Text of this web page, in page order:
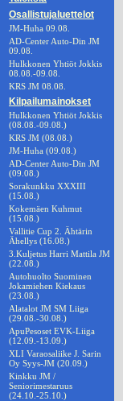
Osallistujaluettelot
JM-Huha 09.08.
AD-Center Auto-Din JM
09.08.
Hulkkonen Yhtiöt Jokkis
08.08.-09.08.
KRS JM 08.08.
Kilpailumainokset
Hulkkonen Yhtiöt Jokkis
(08.08.-09.08.)
KRS JM (08.08.)
JM-Huha (09.08.)
AD-Center Auto-Din JM
(09.08.)
Sorakunkku XXXIII
(15.08.)
Kokemäen Kuhmut
(15.08.)
Vallitie Cup 2. Ähtärin
Ähellys (16.08.)
3.Kuljetus Harri Mattila JM
(22.08.)
Autohuolto Suominen
Jokamiehen Kiekaus
(23.08.)
Alatalot JM SM Liiga
(29.08.-30.08.)
ApuPesoset EVK-Liiga
(12.09.-13.09.)
XLI Varaosaliike J. Sarin
Oy Syys-JM (20.09.)
Kinkku JM /
Seniorimestaruus
(24.10.-25.10.)